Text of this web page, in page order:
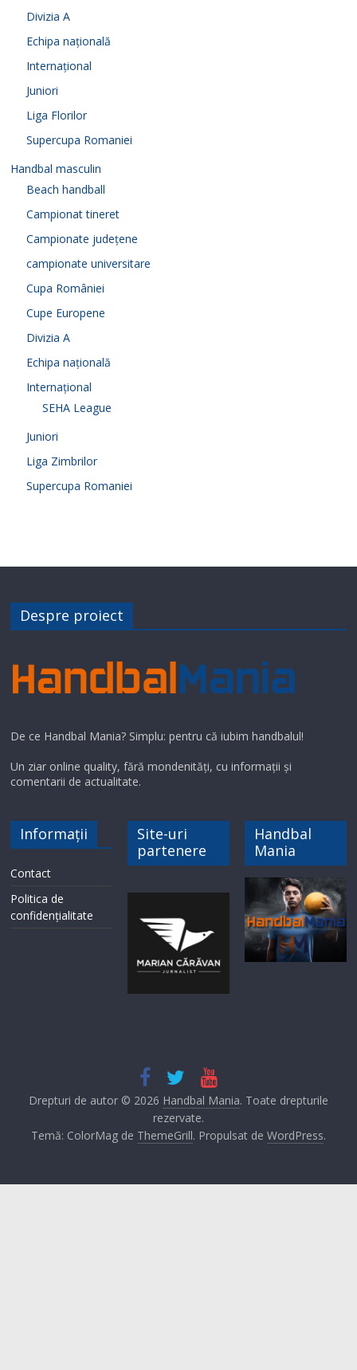
Divizia A
Echipa națională
Internațional
Juniori
Liga Florilor
Supercupa Romaniei
Handbal masculin
Beach handball
Campionat tineret
Campionate județene
campionate universitare
Cupa României
Cupe Europene
Divizia A
Echipa națională
Internațional
SEHA League
Juniori
Liga Zimbrilor
Supercupa Romaniei
Despre proiect
De ce Handbal Mania? Simplu: pentru că iubim handbalul!
Un ziar online quality, fără mondenități, cu informații și
comentarii de actualitate.
Informații
Contact
Politica de
confidențialitate
Site-uri
partenere
Handbal
Mania
Drepturi de autor © 2026 Handbal Mania. Toate drepturile
rezervate.
Temă: ColorMag de ThemeGrill. Propulsat de WordPress.